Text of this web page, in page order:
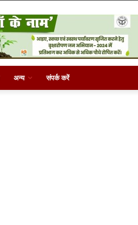
अन्य संपर्क करें